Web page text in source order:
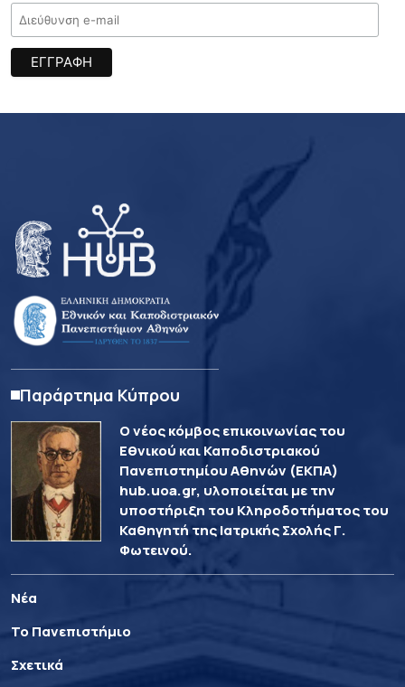
Παράρτημα Κύπρου
Ο νέος κόμβος επικοινωνίας του
Εθνικού και Καποδιστριακού
Πανεπιστημίου Αθηνών (ΕΚΠΑ)
hub.uoa.gr, υλοποιείται με την
υποστήριξη του Κληροδοτήματος του
Καθηγητή της Ιατρικής Σχολής Γ.
Φωτεινού.
Νέα
Το Πανεπιστήμιο
Σχετικά